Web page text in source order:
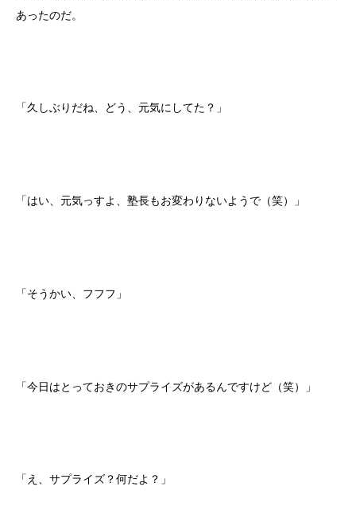
あったのだ。
「久しぶりだね、どう、元気にしてた？」
「はい、元気っすよ、塾長もお変わりないようで（笑）」
「そうかい、フフフ」
「今日はとっておきのサプライズがあるんですけど（笑）」
「え、サプライズ？何だよ？」